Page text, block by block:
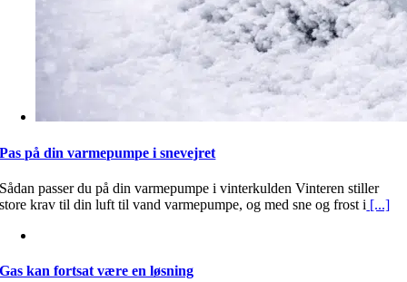
Pas på din varmepumpe i snevejret
Sådan passer du på din varmepumpe i vinterkulden Vinteren stiller
store krav til din luft til vand varmepumpe, og med sne og frost i [...]
Gas kan fortsat være en løsning